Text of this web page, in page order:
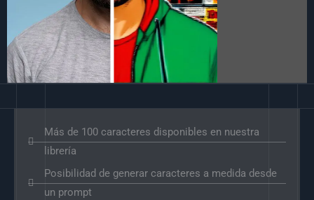
Más de 100 caracteres disponibles en nuestra
librería
Posibilidad de generar caracteres a medida desde
un prompt